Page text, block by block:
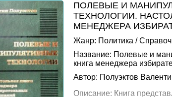
ПОЛЕВЫЕ И
ТЕХНОЛОГИИ.
МЕНЕДЖЕРА
Жанр: Политика /
Название: Полевые и
книга менеджера
Автор: Полуэктов
Описание: Книга